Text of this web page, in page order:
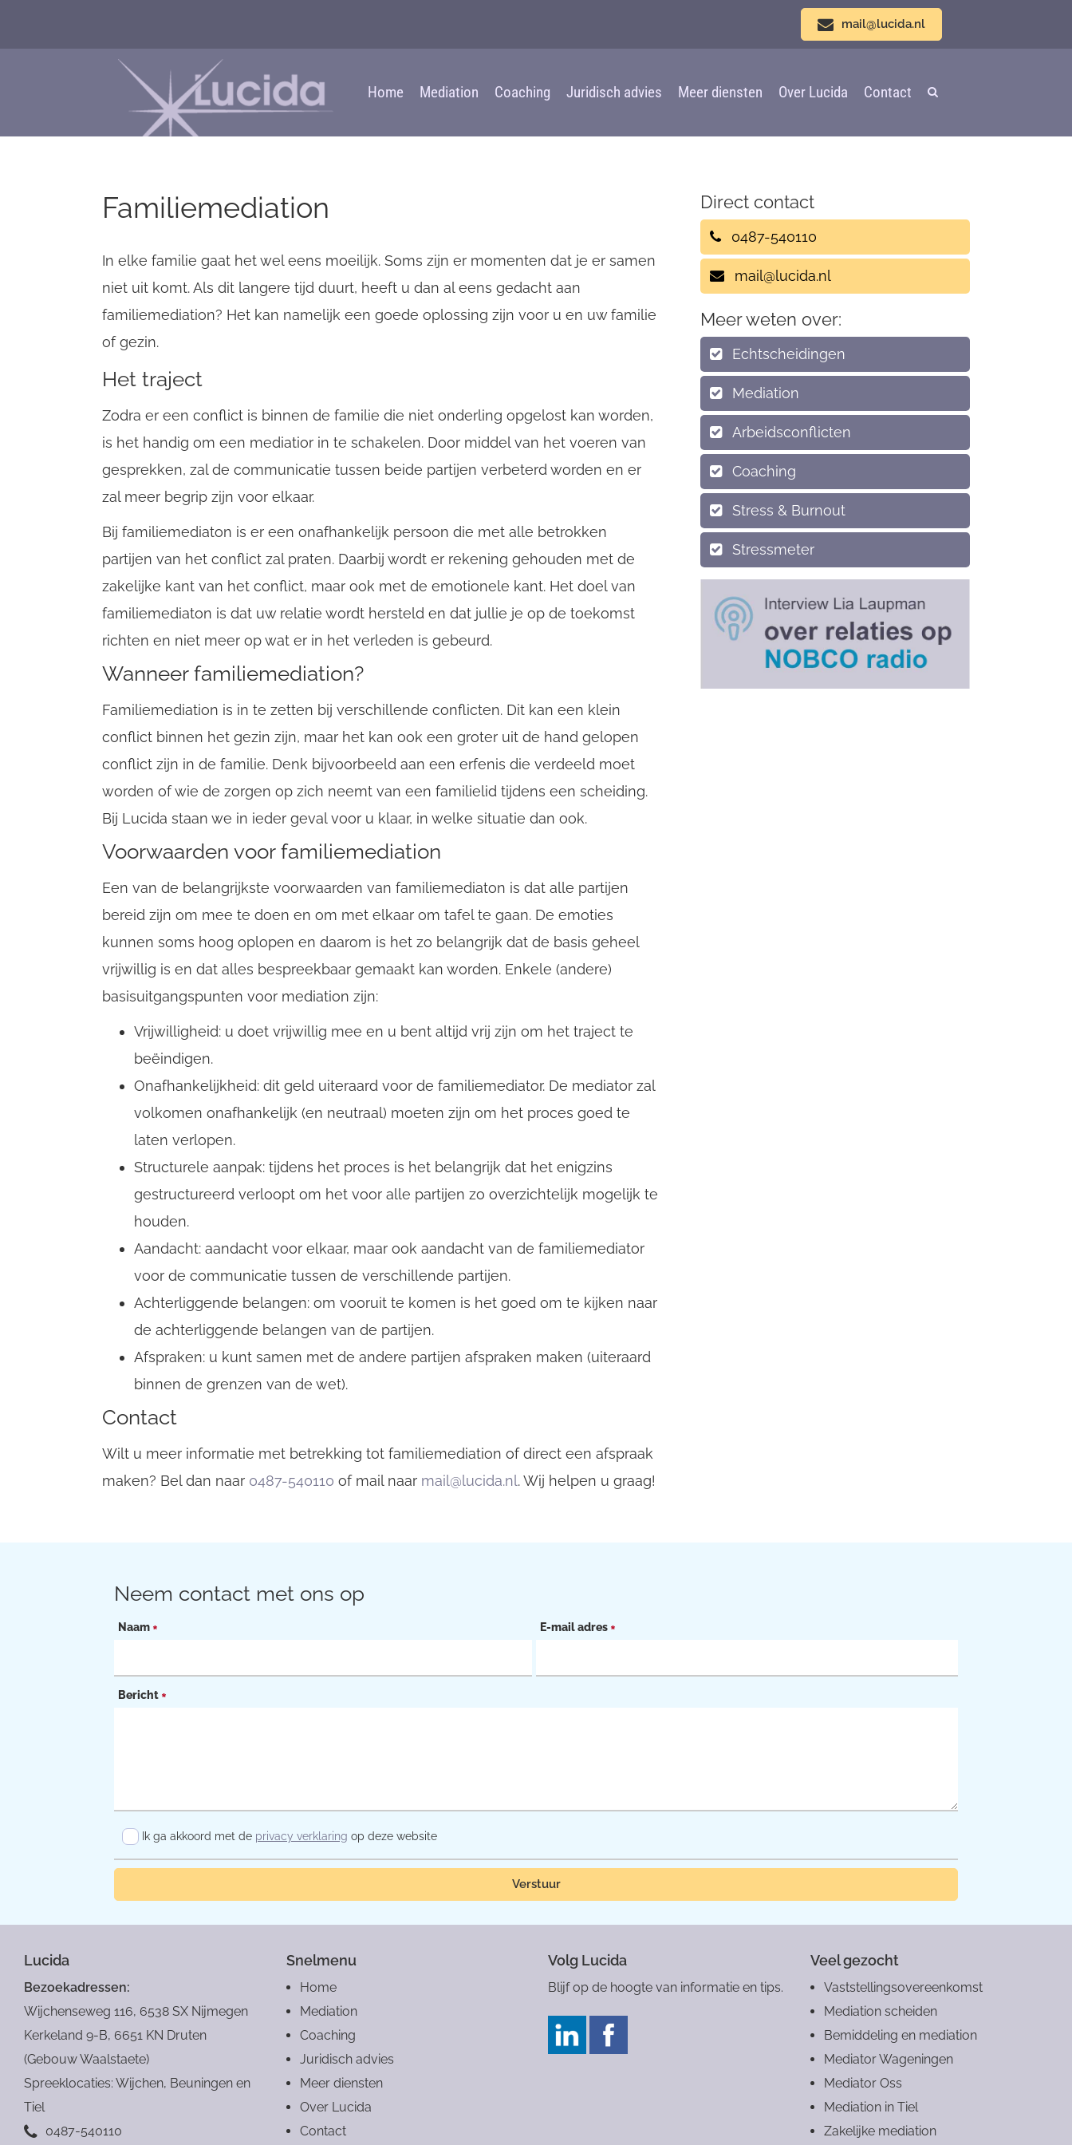
mail@lucida.nl
Home Mediation Coaching Juridisch advies Meer diensten Over Lucida Contact
Familiemediation
In elke familie gaat het wel eens moeilijk. Soms zijn er momenten dat je er samen
niet uit komt. Als dit langere tijd duurt, heeft u dan al eens gedacht aan
familiemediation? Het kan namelijk een goede oplossing zijn voor u en uw familie
of gezin.
Het traject
Zodra er een conflict is binnen de familie die niet onderling opgelost kan worden,
is het handig om een mediatior in te schakelen. Door middel van het voeren van
gesprekken, zal de communicatie tussen beide partijen verbeterd worden en er
zal meer begrip zijn voor elkaar.
Bij familiemediaton is er een onafhankelijk persoon die met alle betrokken
partijen van het conflict zal praten. Daarbij wordt er rekening gehouden met de
zakelijke kant van het conflict, maar ook met de emotionele kant. Het doel van
familiemediaton is dat uw relatie wordt hersteld en dat jullie je op de toekomst
richten en niet meer op wat er in het verleden is gebeurd.
Wanneer familiemediation?
Familiemediation is in te zetten bij verschillende conflicten. Dit kan een klein
conflict binnen het gezin zijn, maar het kan ook een groter uit de hand gelopen
conflict zijn in de familie. Denk bijvoorbeeld aan een erfenis die verdeeld moet
worden of wie de zorgen op zich neemt van een familielid tijdens een scheiding.
Bij Lucida staan we in ieder geval voor u klaar, in welke situatie dan ook.
Voorwaarden voor familiemediation
Een van de belangrijkste voorwaarden van familiemediaton is dat alle partijen
bereid zijn om mee te doen en om met elkaar om tafel te gaan. De emoties
kunnen soms hoog oplopen en daarom is het zo belangrijk dat de basis geheel
vrijwillig is en dat alles bespreekbaar gemaakt kan worden. Enkele (andere)
basisuitgangspunten voor mediation zijn:
Vrijwilligheid: u doet vrijwillig mee en u bent altijd vrij zijn om het traject te
beëindigen.
Onafhankelijkheid: dit geld uiteraard voor de familiemediator. De mediator zal
volkomen onafhankelijk (en neutraal) moeten zijn om het proces goed te
laten verlopen.
Structurele aanpak: tijdens het proces is het belangrijk dat het enigzins
gestructureerd verloopt om het voor alle partijen zo overzichtelijk mogelijk te
houden.
Aandacht: aandacht voor elkaar, maar ook aandacht van de familiemediator
voor de communicatie tussen de verschillende partijen.
Achterliggende belangen: om vooruit te komen is het goed om te kijken naar
de achterliggende belangen van de partijen.
Afspraken: u kunt samen met de andere partijen afspraken maken (uiteraard
binnen de grenzen van de wet).
Contact
Wilt u meer informatie met betrekking tot familiemediation of direct een afspraak
maken? Bel dan naar 0487-540110 of mail naar mail@lucida.nl. Wij helpen u graag!
Direct contact
0487-540110
mail@lucida.nl
Meer weten over:
Echtscheidingen
Mediation
Arbeidsconflicten
Coaching
Stress & Burnout
Stressmeter
Neem contact met ons op
Username
Naam * E-mail adres *
Bericht *
Ik ga akkoord met de privacy verklaring op deze website
Verstuur
Lucida
Bezoekadressen:
Wijchenseweg 116, 6538 SX Nijmegen
Kerkeland 9-B, 6651 KN Druten
(Gebouw Waalstaete)
Spreeklocaties: Wijchen, Beuningen en
Tiel
0487-540110
Snelmenu
Home
Mediation
Coaching
Juridisch advies
Meer diensten
Over Lucida
Contact
Volg Lucida
Blijf op de hoogte van informatie en tips.
Veel gezocht
Vaststellingsovereenkomst
Mediation scheiden
Bemiddeling en mediation
Mediator Wageningen
Mediator Oss
Mediation in Tiel
Zakelijke mediation